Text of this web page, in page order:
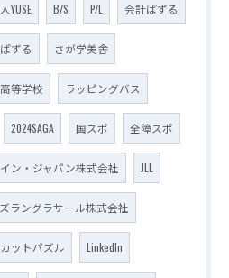
YUSE B/S P/L 会計ぱずる
ずる さが学美舎
等学校 ラッピングバス
2024SAGA 国スポ 全障スポ
ン・ジャパン株式会社 JLL
ラングラサール株式会社
ットパズル LinkedIn